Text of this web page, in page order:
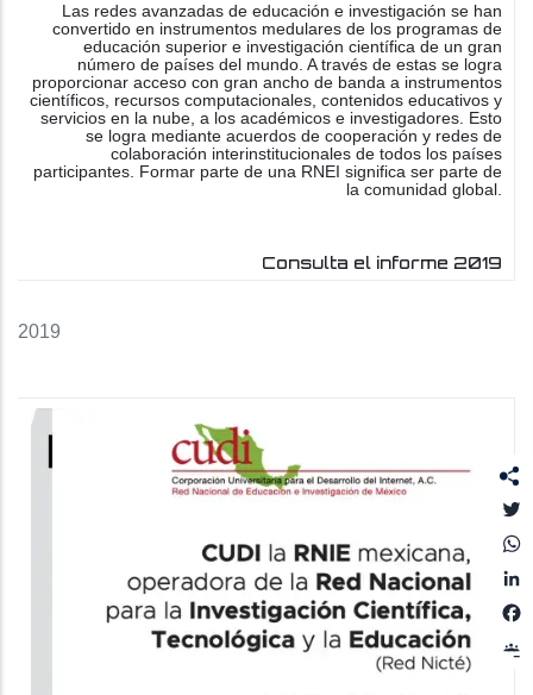
2019
Las redes avanzadas de educación e investigación se han
convertido en instrumentos medulares de los programas de
educación superior e investigación científica de un gran
número de países del mundo. A través de estas se logra
proporcionar acceso con gran ancho de banda a instrumentos
científicos, recursos computacionales, contenidos educativos y
servicios en la nube, a los académicos e investigadores. Esto
se logra mediante acuerdos de cooperación y redes de
colaboración interinstitucionales de todos los países
participantes. Formar parte de una RNEI significa ser parte de
la comunidad global.
Consulta el informe 2019